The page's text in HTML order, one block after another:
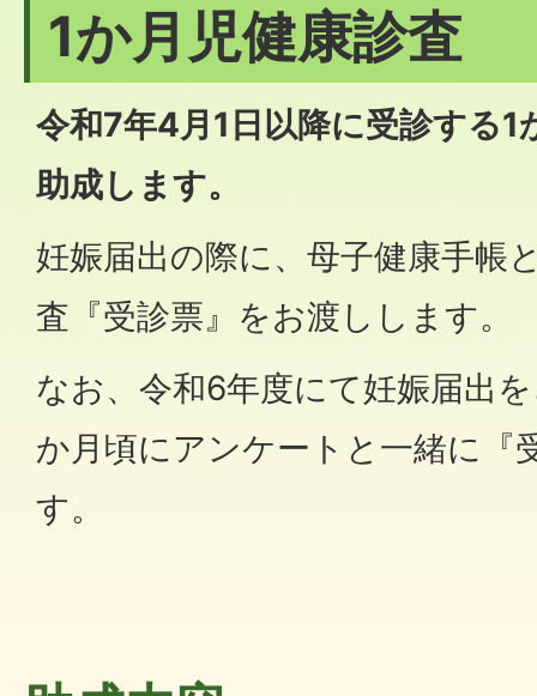
1か月児健康診査
令和7年4月1日以降に受診する1
助成します。
妊娠届出の際に、母子健康手帳
査『受診票』をお渡しします。
なお、令和6年度にて妊娠届出
か月頃にアンケートと一緒に『
す。